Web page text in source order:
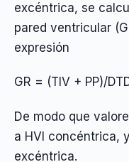
excéntrica, se
pared ventricular
expresión
GR = (TIV + PP)/
De modo que
a HVI concéntrica,
excéntrica.